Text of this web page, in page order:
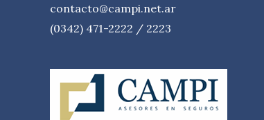
contacto@campi.net.ar
(0342) 471-2222 / 2223